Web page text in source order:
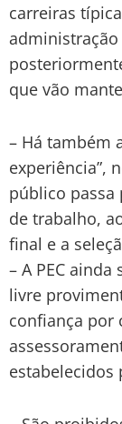
carreiras
que vão
– Há também
experiência”,
público
de trabalho,
final e a
– A PEC
livre
confiança por
estabelecidos